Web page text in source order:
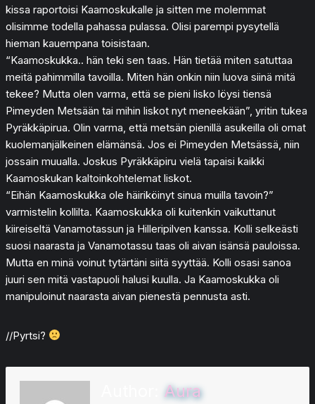
kissa raportoisi Kaamoskukalle ja sitten me molemmat
olisimme todella pahassa pulassa. Olisi parempi pysytellä
hieman kauempana toisistaan.
“Kaamoskukka.. hän teki sen taas. Hän tietää miten satuttaa
meitä pahimmilla tavoilla. Miten hän onkin niin luova siinä mitä
tekee? Mutta olen varma, että se pieni lisko löysi tiensä
Pimeyden Metsään tai mihin liskot nyt meneekään”, yritin tukea
Pyräkkäpirua. Olin varma, että metsän pienillä asukeilla oli omat
kuolemanjälkeinen elämänsä. Jos ei Pimeyden Metsässä, niin
jossain muualla. Joskus Pyräkkäpiru vielä tapaisi kaikki
Kaamoskukan kaltoinkohtelemat liskot.
“Eihän Kaamoskukka ole häiriköinyt sinua muilla tavoin?”
varmistelin kollilta. Kaamoskukka oli kuitenkin vaikuttanut
kiireiseltä Vanamotassun ja Hilleripilven kanssa. Kolli selkeästi
suosi naarasta ja Vanamotassu taas oli aivan isänsä pauloissa.
Mutta en minä voinut tytärtäni siitä syyttää. Kolli osasi sanoa
juuri sen mitä vastapuoli halusi kuulla. Ja Kaamoskukka oli
manipuloinut naarasta aivan pienestä pennusta asti.
//Pyrtsi?
Aura